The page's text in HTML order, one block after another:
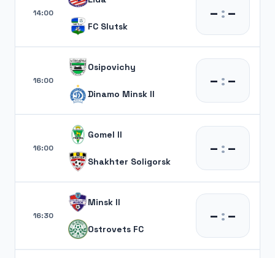
14:00
FC Slutsk
– :–
16:00
Osipovichy
Dinamo Minsk II
– :–
16:00
Gomel II
Shakhter Soligorsk
– :–
16:30
Minsk II
Ostrovets FC
– :–